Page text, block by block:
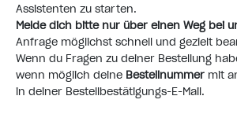
Assistenten zu starten.
Melde dich bitte nur über einen Weg bei
Anfrage möglichst schnell und gezielt
Wenn du Fragen zu deiner Bestellung
wenn möglich deine Bestellnummer mit
in deiner Bestellbestätigungs-E-Mail.